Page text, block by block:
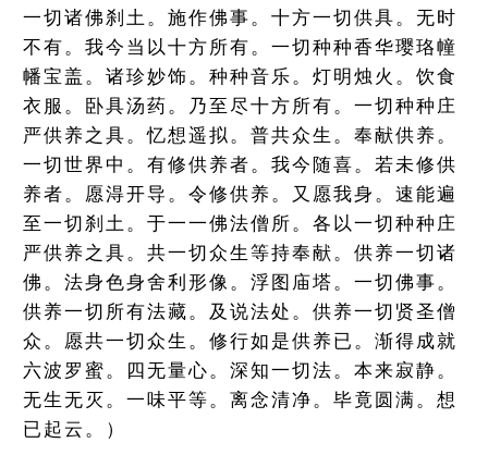
一切诸佛刹土。施作佛事。十方一切供具。无时
不有。我今当以十方所有。一切种种香华璎珞幢
幡宝盖。诸珍妙饰。种种音乐。灯明烛火。饮食
衣服。卧具汤药。乃至尽十方所有。一切种种庄
严供养之具。忆想遥拟。普共众生。奉献供养。
一切世界中。有修供养者。我今随喜。若未修供
养者。愿淂开导。令修供养。又愿我身。速能遍
至一切刹土。于一一佛法僧所。各以一切种种庄
严供养之具。共一切众生等持奉献。供养一切诸
佛。法身色身舍利形像。浮图庙塔。一切佛事。
供养一切所有法藏。及说法处。供养一切贤圣僧
众。愿共一切众生。修行如是供养已。渐得成就
六波罗蜜。四无量心。深知一切法。本来寂静。
无生无灭。一味平等。离念清净。毕竟圆满。想
已起云。）